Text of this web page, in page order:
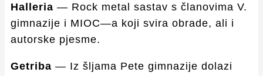
Halleria — Rock metal sastav s članovima V.
gimnazije i MIOC—a koji svira obrade, ali i
autorske pjesme.
Getriba — Iz šljama Pete gimnazije dolazi